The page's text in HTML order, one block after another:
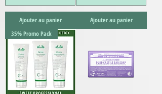
Ajouter au panier
Ajouter au panier
35% Promo Pack